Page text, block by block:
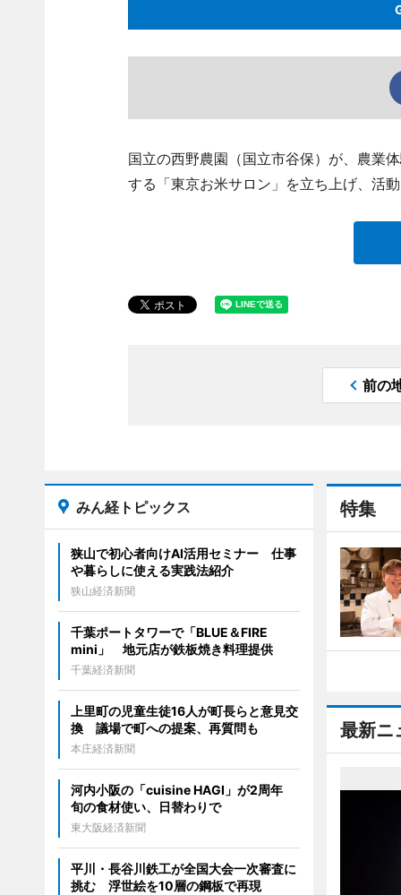
国立の西野農園（国立市谷保）が、農業
する「東京お米サロン」を立ち上げ、活
前の
特集
最新ニ
みん経トピックス
狭山で初心者向けAI活用セミナー 仕事
や暮らしに使える実践法紹介
狭山経済新聞
千葉ポートタワーで「BLUE＆FIRE
mini」 地元店が鉄板焼き料理提供
千葉経済新聞
上里町の児童生徒16人が町長らと意見交
換 議場で町への提案、再質問も
本庄経済新聞
河内小阪の「cuisine HAGI」が2周年
旬の食材使い、日替わりで
東大阪経済新聞
平川・長谷川鉄工が全国大会一次審査に
挑む 浮世絵を10層の鋼板で再現